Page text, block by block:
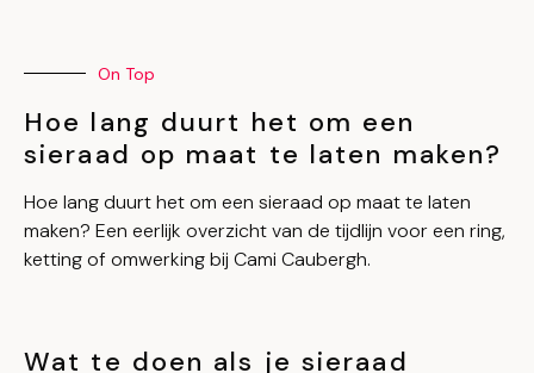
On Top
Hoe lang duurt het om een
sieraad op maat te laten maken?
Hoe lang duurt het om een sieraad op maat te laten
maken? Een eerlijk overzicht van de tijdlijn voor een ring,
ketting of omwerking bij Cami Caubergh.
Wat te doen als je sieraad